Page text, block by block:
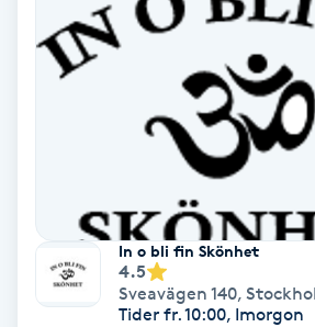
Permanent hårborttagning
Permanent ögonbrynsmakeup
Personlig tränare
Picolaser
In o bli fin Skönhet
4.5
Sveavägen 140,
Tider fr. 10:00, Imorgon